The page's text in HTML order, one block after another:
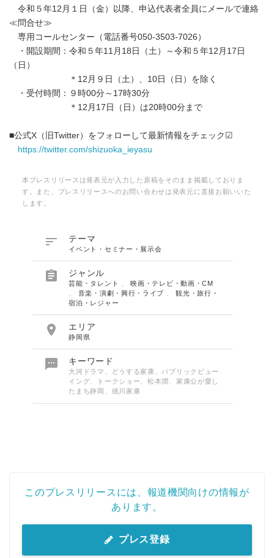
令和５年12月１日（金）以降、申込代表者全員にメールで連絡
≪問合せ≫
専用コールセンター（電話番号050-3503-7026）
・開設期間：令和５年11月18日（土）～令和５年12月17日
（日）
＊12月９日（土）、10日（日）を除く
・受付時間：９時00分～17時30分
＊12月17日（日）は20時00分まで
■公式X（旧Twitter）をフォローして最新情報をチェック☑
https://twitter.com/shizuoka_ieyasu
本プレスリリースは発表元が入力した原稿をそのまま掲載しておりま
す。また、プレスリリースへのお問い合わせは発表元に直接お願いいた
します。
 テーマ
イベント・セミナー・展示会
 ジャンル
芸能・タレント 、映画・テレビ・動画・CM
音楽・演劇・興行・ライブ 、観光・旅行・
宿泊・レジャー
 エリア
静岡県
 キーワード
大河ドラマ、どうする家康、パブリックビュー
イング、トークショー、松本潤、家康公が愛し
たまち静岡、徳川家康
このプレスリリースには、報道機関向けの情報が
あります。
プレス登録